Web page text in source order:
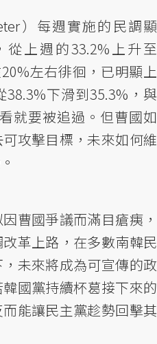
）每週實施的民調顯
上週的33.2%上升至
左右徘徊，已明顯上
下滑到35.3%，與
就要被追過。但曹國如
攻擊目標，未來如何維
曹國爭議而滿目瘡痍，
革上路，在多數南韓民
未來將成為可宣傳的政
國黨持續杯葛接下來的
能讓民主黨趁勢回擊其